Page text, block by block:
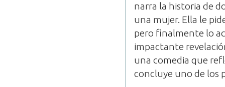
narra la historia de
una mujer. Ella le
pero finalmente lo
impactante
una comedia que
concluye uno de los